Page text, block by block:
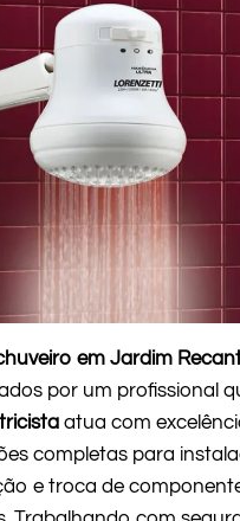
em Jardim
por um profissional
atua com
completas para
e troca de